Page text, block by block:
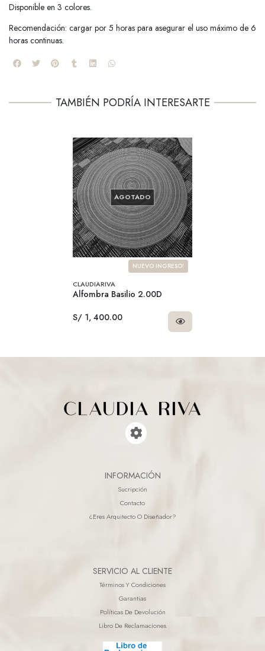
Disponible en 3 colores.
Recomendación: cargar por 5 horas para asegurar el uso máximo de 6
horas continuas.
TAMBIÉN PODRÍA INTERESARTE
AGOTADO
NUEVO INGRESO!
CLAUDIARIVA
Alfombra Basilio 2.00D
S/ 1, 400.00
INFORMACIÓN
Sucripción
Contacto
¿eres Arquitecto O Diseñador?
SERVICIO AL CLIENTE
Términos Y Condiciones
Garantias
Políticas De Devolución
Libro De Reclamaciones